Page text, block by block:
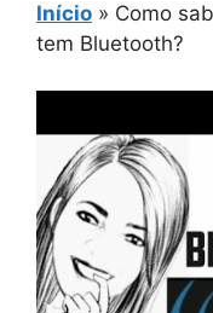
Início » Como
tem Bluetooth?